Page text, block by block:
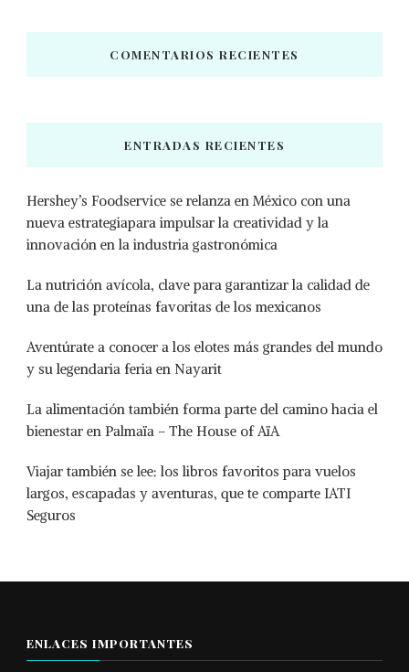
COMENTARIOS RECIENTES
ENTRADAS RECIENTES
Hershey’s Foodservice se relanza en México con una
nueva estrategiapara impulsar la creatividad y la
innovación en la industria gastronómica
La nutrición avícola, clave para garantizar la calidad de
una de las proteínas favoritas de los mexicanos
Aventúrate a conocer a los elotes más grandes del mundo
y su legendaria feria en Nayarit
La alimentación también forma parte del camino hacia el
bienestar en Palmaïa – The House of AïA
Viajar también se lee: los libros favoritos para vuelos
largos, escapadas y aventuras, que te comparte IATI
Seguros
ENLACES IMPORTANTES